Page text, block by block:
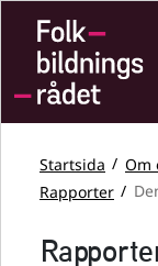
Startsida Om
Rapporter